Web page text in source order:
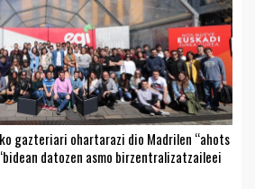
gazteriari ohartarazi dio Madrilen “ahots
datozen asmo birzentralizatzaileei